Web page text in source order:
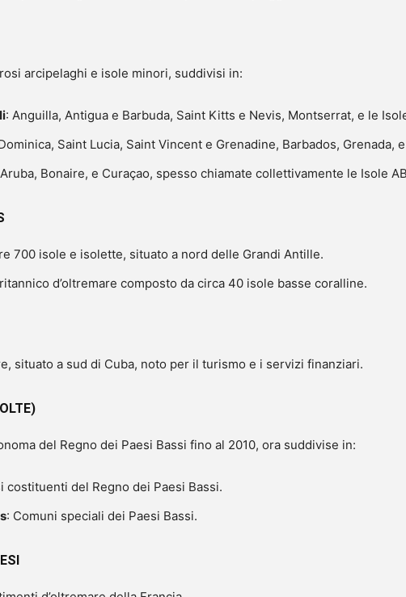
arcipelaghi e isole minori, suddivisi in:
: Anguilla, Antigua e Barbuda, Saint Kitts e Nevis, Montserrat, e le
Saint Lucia, Saint Vincent e Grenadine, Barbados, Grenada,
Bonaire, e Curaçao, spesso chiamate collettivamente le Isole
700 isole e isolette, situato a nord delle Grandi Antille.
d’oltremare composto da circa 40 isole basse coralline.
situato a sud di Cuba, noto per il turismo e i servizi finanziari.
del Regno dei Paesi Bassi fino al 2010, ora suddivise in:
costituenti del Regno dei Paesi Bassi.
: Comuni speciali dei Paesi Bassi.